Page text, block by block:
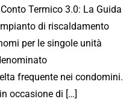
Termico 3.0: La Guida
di riscaldamento
per le singole unità
frequente nei condomini.
occasione di […]